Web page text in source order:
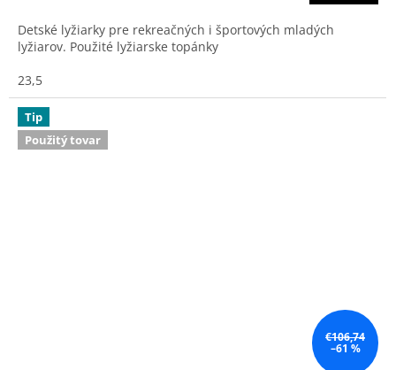
Detské lyžiarky pre rekreačných i športových mladých
lyžiarov. Použité lyžiarske topánky
23,5
Tip
Použitý tovar
€106,74
–61 %